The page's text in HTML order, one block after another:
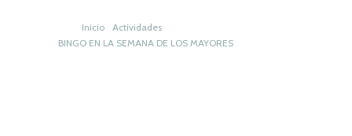
Inicio
Actividades
BINGO EN LA SEMANA DE LOS MAYORES